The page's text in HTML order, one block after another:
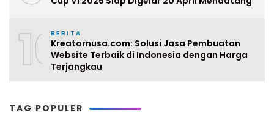
10BERITA
Kreatornusa.com: Solusi Jasa Pembuatan
Website Terbaik di Indonesia dengan Harga
Terjangkau
TAG POPULER